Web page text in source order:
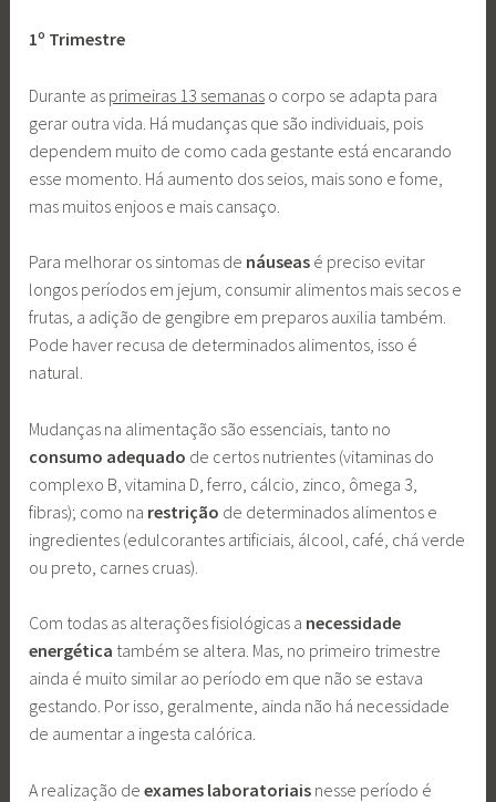
1º Trimestre
Durante as primeiras 13 semanas o corpo se adapta para
gerar outra vida. Há mudanças que são individuais, pois
dependem muito de como cada gestante está encarando
esse momento. Há aumento dos seios, mais sono e fome,
mas muitos enjoos e mais cansaço.
Para melhorar os sintomas de náuseas é preciso evitar
longos períodos em jejum, consumir alimentos mais secos e
frutas, a adição de gengibre em preparos auxilia também.
Pode haver recusa de determinados alimentos, isso é
natural.
Mudanças na alimentação são essenciais, tanto no
consumo adequado de certos nutrientes (vitaminas do
complexo B, vitamina D, ferro, cálcio, zinco, ômega 3,
fibras); como na restrição de determinados alimentos e
ingredientes (edulcorantes artificiais, álcool, café, chá verde
ou preto, carnes cruas).
Com todas as alterações fisiológicas a necessidade
energética também se altera. Mas, no primeiro trimestre
ainda é muito similar ao período em que não se estava
gestando. Por isso, geralmente, ainda não há necessidade
de aumentar a ingesta calórica.
A realização deexames laboratoriais nesse período é